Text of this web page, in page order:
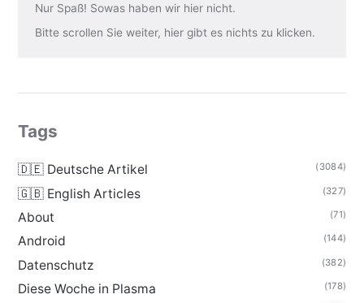
Nur Spaß! Sowas haben wir hier nicht.
Bitte scrollen Sie weiter, hier gibt es nichts zu klicken.
Tags
🇩🇪 Deutsche Artikel (3084)
🇬🇧 English Articles (327)
About (71)
Android (144)
Datenschutz (382)
Diese Woche in Plasma (178)